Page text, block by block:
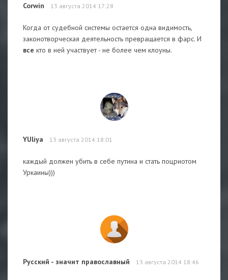
Corwin 13 августа 2014 17:28
Когда от судебной системы остается одна видимость,
законотворческая деятельность превращается в фарс. И
все кто в ней участвует - не более чем клоуны.
YUliya 13 августа 2014 18:01
каждый должен убить в себе путина и стать поцриотом
Уркаины)))
Русский - значит православный 13 августа 2014 18:46